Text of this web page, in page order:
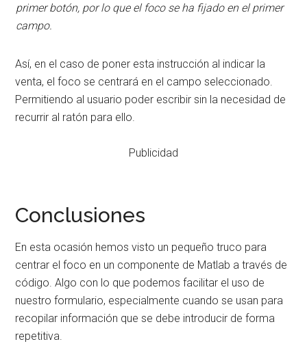
primer botón, por lo que el foco se ha fijado en el primer
campo.
Así, en el caso de poner esta instrucción al indicar la
venta, el foco se centrará en el campo seleccionado.
Permitiendo al usuario poder escribir sin la necesidad de
recurrir al ratón para ello.
Publicidad
Conclusiones
En esta ocasión hemos visto un pequeño truco para
centrar el foco en un componente de Matlab a través de
código. Algo con lo que podemos facilitar el uso de
nuestro formulario, especialmente cuando se usan para
recopilar información que se debe introducir de forma
repetitiva.